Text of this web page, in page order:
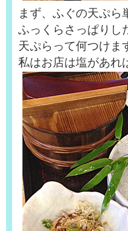
まず、ふぐの天ぷら
ふっくらさっぱりし
天ぷらって何つけま
私はお店は塩があれ